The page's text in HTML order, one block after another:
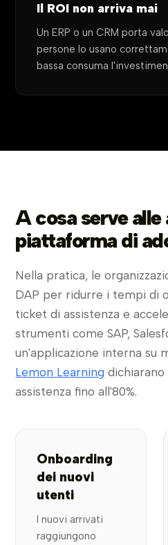
Il ROI non arriva mai
Un ERP o un CRM porta
persone lo usano
bassa consuma
A cosa serve alle
piattaforma di
Nella pratica, le
DAP per ridurre i tempi di
ticket di assistenza e
strumenti come SAP,
un'applicazione interna su
Lemon Learning
assistenza fino all'80%.
Onboarding
dei nuovi
utenti
I nuovi arrivati
raggiungono